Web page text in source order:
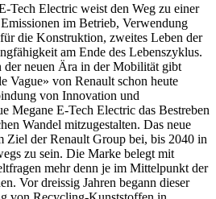
Tech Electric weist den Weg zu einer
im Betrieb, Verwendung
die Konstruktion, zweites Leben der
am Ende des Lebenszyklus.
der neuen Ära in der Mobilität gibt
Vague» von Renault schon heute
von Innovation und
Megane E-Tech Electric das Bestreben
Wandel mitzugestalten. Das neue
Ziel der Renault Group bei, bis 2040 in
zu sein. Die Marke belegt mit
mehr denn je im Mittelpunkt der
Vor dreissig Jahren begann dieser